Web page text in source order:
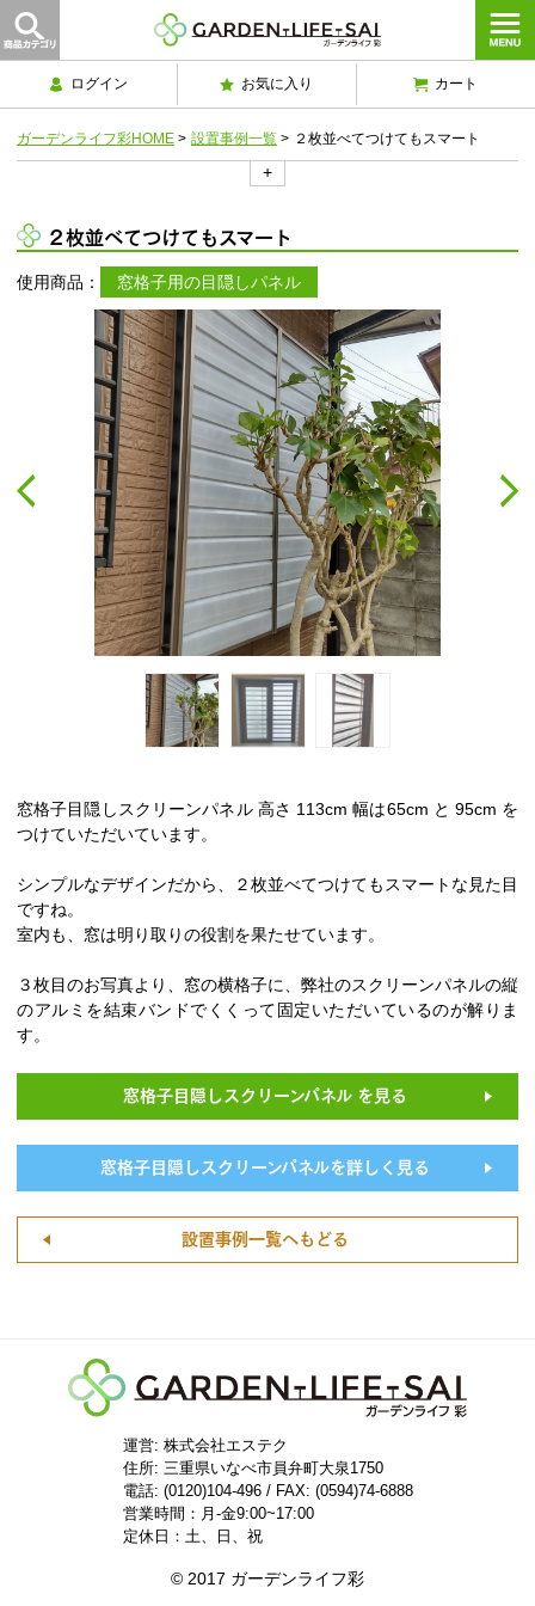
ログイン お気に入り カート
ガーデンライフ彩HOME > 設置事例一覧 > ２枚並べてつけてもスマート
+
２枚並べてつけてもスマート
使用商品： 窓格子用の目隠しパネル
窓格子目隠しスクリーンパネル 高さ 113cm 幅は65cm と 95cm を
つけていただいています。
シンプルなデザインだから、２枚並べてつけてもスマートな見た目
ですね。
室内も、窓は明り取りの役割を果たせています。
３枚目のお写真より、窓の横格子に、弊社のスクリーンパネルの縦
のアルミを結束バンドでくくって固定いただいているのが解りま
す。
窓格子目隠しスクリーンパネル を見る
窓格子目隠しスクリーンパネルを詳しく見る
設置事例一覧へもどる
運営: 株式会社エステク
住所: 三重県いなべ市員弁町大泉1750
電話: (0120)104-496 / FAX: (0594)74-6888
営業時間：月-金9:00~17:00
定休日：土、日、祝
© 2017 ガーデンライフ彩